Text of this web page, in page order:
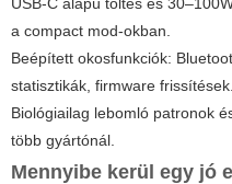
a compact mod-okban.
Beépített okosfunkciók:
statisztikák, firmware frissítések.
Biológiailag lebomló patronok
több gyártónál.
Mennyibe kerül egy jó